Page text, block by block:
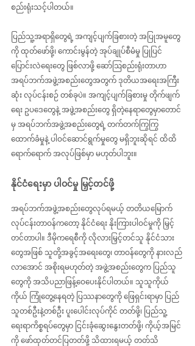
စည်းရုံးသင့်ပါတယ်။
ပြည်သူ့အရာရှိတွေရဲ့ အကျင့်ပျက်ခြစားတဲ့ အပြုအမူတွေ
ကို ထုတ်ဖော်ဖို့၊ ကောင်းမွန်တဲ့ အုပ်ချုပ်စီမံမှု ပြုပြင်
ပြောင်းလဲရေးတွေ ဖြစ်လာဖို့ ဆော်ဩစည်းရုံးတာဟာ
အရပ်ဘက်အဖွဲ့အစည်းတွေအတွက် ဒုတိယအရေးအကြီး
ဆုံး လုပ်ငန်းစဉ် တစ်ခုပဲ။ အကျင့်ပျက်ခြစားမှု တိုက်ဖျက်
ရေး ဥပဒေတွေနဲ့ အဖွဲ့အစည်းတွေ ရှိတဲ့နေရာတွေမှာတောင်
မှ အရပ်ဘက်အဖွဲ့အစည်းတွေရဲ့ တက်တက်ကြွကြွ
ထောက်ခံမှုနဲ့ ပါဝင်ဆောင်ရွက်မှုတွေ မရှိဘူးဆိုရင် ထိထိ
ရောက်ရောက် အလုပ်ဖြစ်မှာ မဟုတ်ပါဘူး။
နိုင်ငံရေးမှာ ပါဝင်မှု မြှင့်တင်ဖို့
အရပ်ဘက်အဖွဲ့အစည်းတွေလုပ်ရမယ့် တတိယမြောက်
လုပ်ငန်းတာဝန်ကတော့ နိုင်ငံရေး နိုးကြားပါဝင်မှုကို မြှင့်
တင်တာပါ။ ဒီမိုကရေစီကို လိုလားမြှင့်တင်သူ နိုင်ငံသား
တွေအဖြစ် သူတို့အခွင့်အရေးတွေ၊ တာဝန်တွေကို နားလည်
လာအောင် အစိုးရမဟုတ်တဲ့ အဖွဲ့အစည်းတွေက ပြည်သူ
တွေကို အသိပညာဖြန့်ဝေပေးနိုင်ပါတယ်။ သူသူကိုယ်
ကိုယ် ကြုံတွေ့နေရတဲ့ ပြဿနာတွေကို ဖြေရှင်းရာမှာ ပြည်
သူတစ်ဦးနဲ့တစ်ဦး ပူးပေါင်းလုပ်ကိုင် တတ်ဖို့၊ ပြည်သူ့
ရေးရာကိစ္စရပ်တွေမှာ ငြင်းခုံဆွေးနွေးတတ်ဖို့၊ ကိုယ့်အမြင်
ကို ဖော်ထုတ်တင်ပြတတ်ဖို့ သိထားရမယ့် တတ်သိ